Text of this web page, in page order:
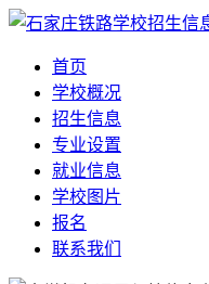
首页
学校概况
招生信息
专业设置
就业信息
学校图片
报名
联系我们